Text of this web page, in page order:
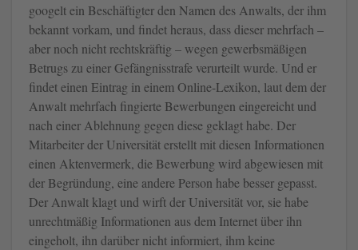
googelt ein Beschäftigter den Namen des Anwalts, der ihm
bekannt vorkam, und findet heraus, dass dieser mehrfach –
aber noch nicht rechtskräftig – wegen gewerbsmäßigen
Betrugs zu einer Gefängnisstrafe verurteilt wurde. Und er
findet einen Eintrag in einem Online-Lexikon, laut dem der
Anwalt mehrfach fingierte Bewerbungen eingereicht und
nach einer Ablehnung gegen diese geklagt habe. Der
Mitarbeiter der Universität erstellt mit diesen Informationen
einen Aktenvermerk, die Bewerbung wird abgewiesen mit
der Begründung, eine andere Person habe besser gepasst.
Der Anwalt klagt und wirft der Universität vor, sie habe
unrechtmäßig Informationen aus dem Internet über ihn
eingeholt, ihn darüber nicht informiert, ihm keine